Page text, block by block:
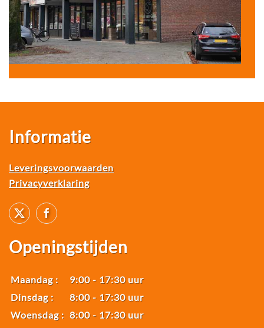
Informatie
Leveringsvoorwaarden
Privacyverklaring
Openingstijden
Maandag : 9:00 - 17:30 uur
Dinsdag :
8:00 - 17:30 uur
Woensdag : 8:00 - 17:30 uur